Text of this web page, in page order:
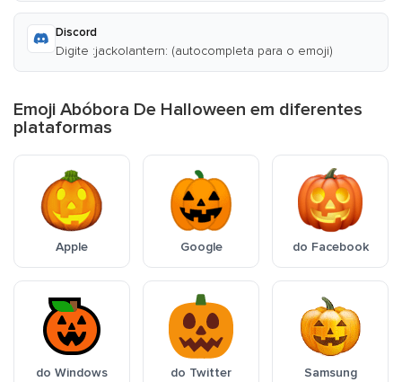
Discord
Digite :jackolantern: (autocompleta para o emoji)
Emoji Abóbora De Halloween em diferentes
plataformas
Apple Google do Facebook
do Windows do Twitter Samsung